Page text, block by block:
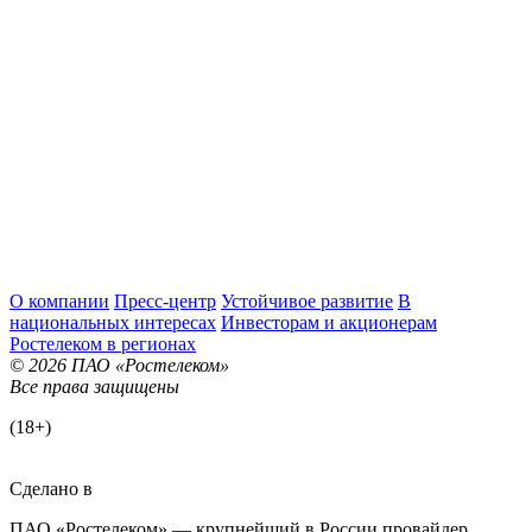
О компании Пресс-центр Устойчивое развитие В
национальных интересах Инвесторам и акционерам
Ростелеком в регионах
© 2026 ПАО «Ростелеком»
Все права защищены
(18+)
Сделано в